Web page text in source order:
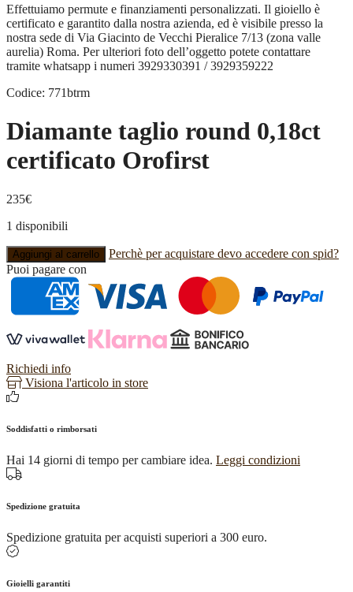
Effettuiamo permute e finanziamenti personalizzati. Il gioiello è
certificato e garantito dalla nostra azienda, ed è visibile presso la
nostra sede di Via Giacinto de Vecchi Pieralice 7/13 (zona valle
aurelia) Roma. Per ulteriori foto dell’oggetto potete contattare
tramite whatsapp i numeri 3929330391 / 3929359222
Codice: 771btrm
Diamante taglio round 0,18ct
certificato Orofirst
235€
1 disponibili
Diamante
taglio
round
certificato
quantità
Aggiungi al carrello
Perchè per acquistare devo accedere con spid?
Puoi pagare con
Richiedi info
Visiona l'articolo in store
Soddisfatti o rimborsati
Hai 14 giorni di tempo per cambiare idea. Leggi condizioni
Spedizione gratuita
Spedizione gratuita per acquisti superiori a 300 euro.
Gioielli garantiti